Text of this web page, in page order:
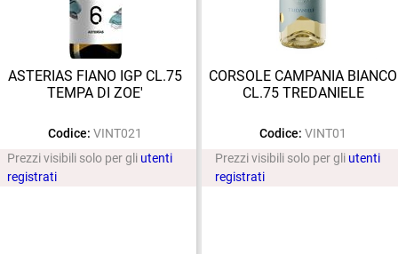
ASTERIAS FIANO IGP CL.75
TEMPA DI ZOE'
Codice: VINT021
Prezzi visibili solo per gli utenti
registrati
CORSOLE CAMPANIA BIANCO
CL.75 TREDANIELE
Codice: VINT01
Prezzi visibili solo per gli utenti
registrati